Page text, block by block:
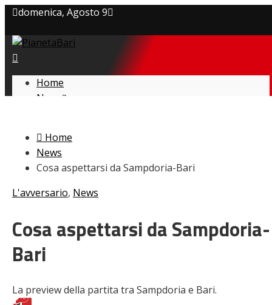
domenica, Agosto 9
Privacy policy
Cookie Policy
Home
News
L’avversario
Giovanili
Le pagelle
Interviste
Serie B
Video
Home
News
Cosa aspettarsi da Sampdoria-Bari
L'avversario, News
Cosa aspettarsi da Sampdoria-
Bari
La preview della partita tra Sampdoria e Bari.